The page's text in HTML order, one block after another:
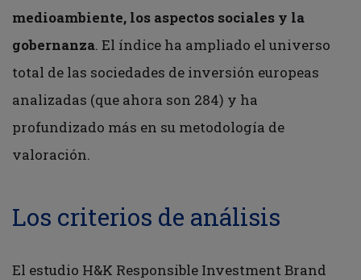
medioambiente, los aspectos sociales y la
gobernanza. El índice ha ampliado el universo
total de las sociedades de inversión europeas
analizadas (que ahora son 284) y ha
profundizado más en su metodología de
valoración.
Los criterios de análisis
El estudio H&K Responsible Investment Brand